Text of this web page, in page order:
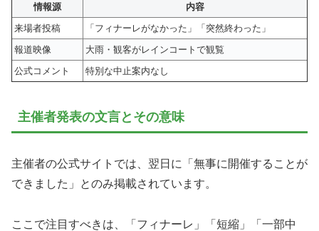
情報源
内容
来場者投稿
「フィナーレがなかった」「突然終わった」
報道映像
大雨・観客がレインコートで観覧
公式コメント
特別な中止案内なし
主催者発表の文言とその意味
主催者の公式サイトでは、翌日に「無事に開催することが
できました」とのみ掲載されています。
ここで注目すべきは、「フィナーレ」「短縮」「一部中